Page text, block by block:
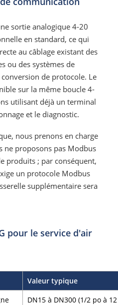
sortie analogique 4-20
en standard, ce qui
au câblage existant des
ou des systèmes de
de protocole. Le
sur la même boucle 4-
utilisant déjà un terminal
et le diagnostic.
nous prenons en charge
ne proposons pas Modbus
produits ; par conséquent,
un protocole Modbus
supplémentaire sera
pour le service d'air
Valeur typique
DN15 à DN300 (1/2 po à